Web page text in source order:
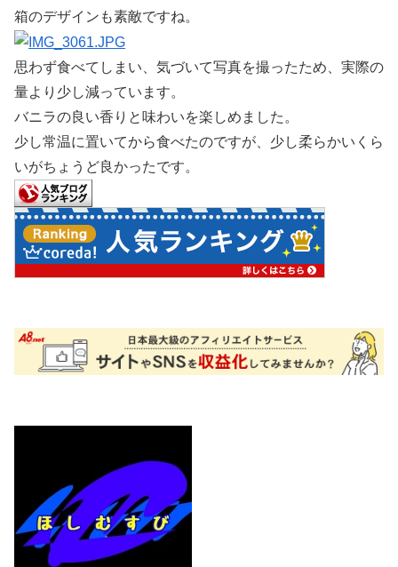
箱のデザインも素敵ですね。
思わず食べてしまい、気づいて写真を撮ったため、実際の
量より少し減っています。
バニラの良い香りと味わいを楽しめました。
少し常温に置いてから食べたのですが、少し柔らかいくら
いがちょうど良かったです。